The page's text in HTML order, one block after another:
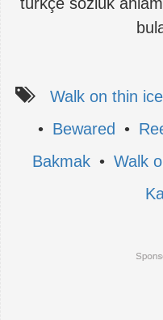
Walk on thin ice
• Bewared •
Bakmak • Walk